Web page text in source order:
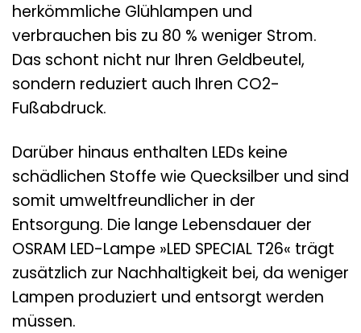
herkömmliche Glühlampen und
verbrauchen bis zu 80 % weniger Strom.
Das schont nicht nur Ihren Geldbeutel,
sondern reduziert auch Ihren CO2-
Fußabdruck.
Darüber hinaus enthalten LEDs keine
schädlichen Stoffe wie Quecksilber und sind
somit umweltfreundlicher in der
Entsorgung. Die lange Lebensdauer der
OSRAM LED-Lampe »LED SPECIAL T26« trägt
zusätzlich zur Nachhaltigkeit bei, da weniger
Lampen produziert und entsorgt werden
müssen.